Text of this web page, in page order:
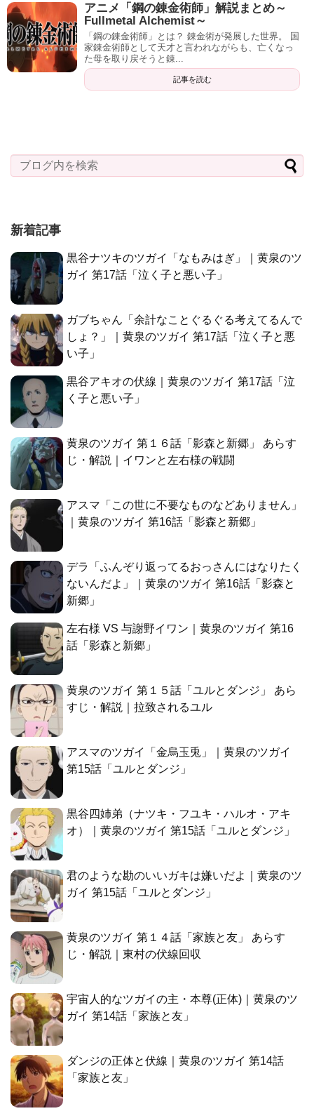
アニメ「鋼の錬金術師」解説まとめ～
Fullmetal Alchemist～
「鋼の錬金術師」とは？ 錬金術が発展した世界。 国
家錬金術師として天才と言われながらも、亡くなっ
た母を取り戻そうと錬...
記事を読む
新着記事
黒谷ナツキのツガイ「なもみはぎ」｜黄泉のツ
ガイ 第17話「泣く子と悪い子」
ガブちゃん「余計なことぐるぐる考えてるんで
しょ？」｜黄泉のツガイ 第17話「泣く子と悪
い子」
黒谷アキオの伏線｜黄泉のツガイ 第17話「泣
く子と悪い子」
黄泉のツガイ 第１６話「影森と新郷」 あらす
じ・解説｜イワンと左右様の戦闘
アスマ「この世に不要なものなどありません」
｜黄泉のツガイ 第16話「影森と新郷」
デラ「ふんぞり返ってるおっさんにはなりたく
ないんだよ」｜黄泉のツガイ 第16話「影森と
新郷」
左右様 VS 与謝野イワン｜黄泉のツガイ 第16
話「影森と新郷」
黄泉のツガイ 第１５話「ユルとダンジ」 あら
すじ・解説｜拉致されるユル
アスマのツガイ「金烏玉兎」｜黄泉のツガイ
第15話「ユルとダンジ」
黒谷四姉弟（ナツキ・フユキ・ハルオ・アキ
オ）｜黄泉のツガイ 第15話「ユルとダンジ」
君のような勘のいいガキは嫌いだよ｜黄泉のツ
ガイ 第15話「ユルとダンジ」
黄泉のツガイ 第１４話「家族と友」 あらす
じ・解説｜東村の伏線回収
宇宙人的なツガイの主・本尊(正体)｜黄泉のツ
ガイ 第14話「家族と友」
ダンジの正体と伏線｜黄泉のツガイ 第14話
「家族と友」